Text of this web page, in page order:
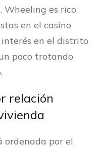
Wheeling es rico
en el casino
en el distrito
poco trotando
relación
por el